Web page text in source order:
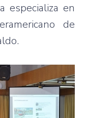
especializa en
de